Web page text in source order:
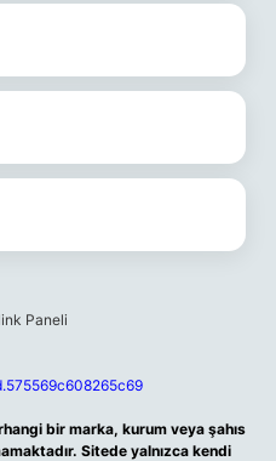
bir marka, kurum veya şahıs
Sitede yalnızca kendi